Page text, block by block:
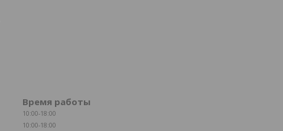
Время работы
10:00-18:00
10:00-18:00